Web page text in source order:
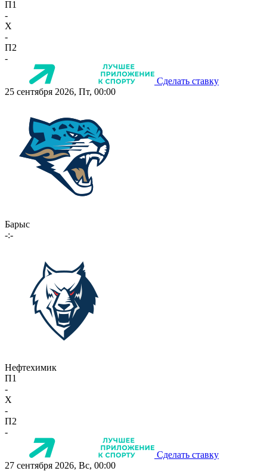
П1
-
X
-
П2
-
Сделать ставку
25 сентября 2026, Пт, 00:00
Барыс
-:-
Нефтехимик
П1
-
X
-
П2
-
Сделать ставку
27 сентября 2026, Вс, 00:00